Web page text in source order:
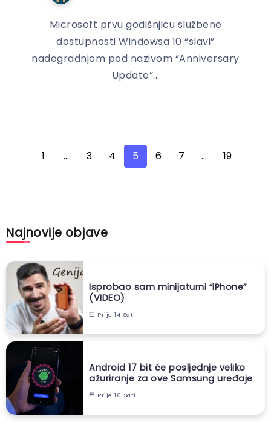
Microsoft prvu godišnjicu službene
dostupnosti Windowsa 10 “slavi”
nadogradnjom pod nazivom “Anniversary
Update”...
1 … 3 4 5 6 7 … 19
Najnovije objave
Isprobao sam minijaturni “iPhone”
(VIDEO)
Prije 14 Sati
Android 17 bit će posljednje veliko
ažuriranje za ove Samsung uređaje
Prije 16 Sati